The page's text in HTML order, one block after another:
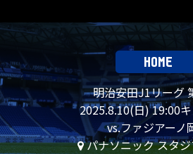
HOME
明治安田J1リーグ
2025.8.10(日) 19:00
vs.ファジアーノ
パナソニック スタ